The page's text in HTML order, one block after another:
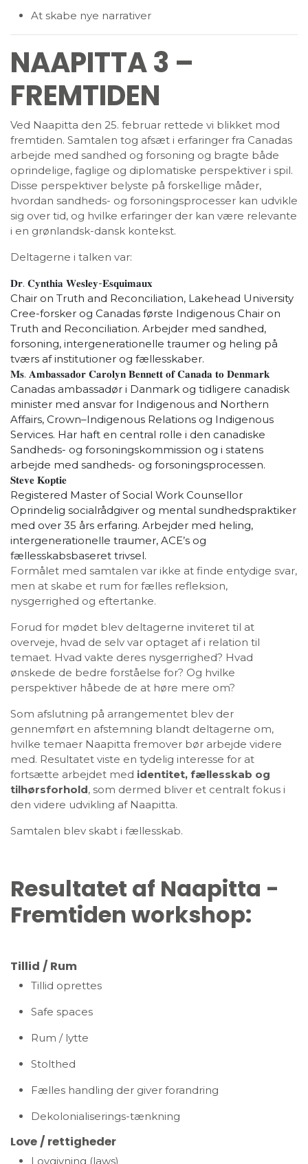
At skabe nye narrativer
NAAPITTA 3 –
FREMTIDEN
Ved Naapitta den 25. februar rettede vi blikket mod
fremtiden. Samtalen tog afsæt i erfaringer fra Canadas
arbejde med sandhed og forsoning og bragte både
oprindelige, faglige og diplomatiske perspektiver i spil.
Disse perspektiver belyste på forskellige måder,
hvordan sandheds- og forsoningsprocesser kan udvikle
sig over tid, og hvilke erfaringer der kan være relevante
i en grønlandsk-dansk kontekst.
Deltagerne i talken var:
𝐃𝐫. 𝐂𝐲𝐧𝐭𝐡𝐢𝐚 𝐖𝐞𝐬𝐥𝐞𝐲-𝐄𝐬𝐪𝐮𝐢𝐦𝐚𝐮𝐱
Chair on Truth and Reconciliation, Lakehead University
Cree-forsker og Canadas første Indigenous Chair on
Truth and Reconciliation. Arbejder med sandhed,
forsoning, intergenerationelle traumer og heling på
tværs af institutioner og fællesskaber.
𝐌𝐬. 𝐀𝐦𝐛𝐚𝐬𝐬𝐚𝐝𝐨𝐫 𝐂𝐚𝐫𝐨𝐥𝐲𝐧 𝐁𝐞𝐧𝐧𝐞𝐭𝐭 𝐨𝐟 𝐂𝐚𝐧𝐚𝐝𝐚 𝐭𝐨 𝐃𝐞𝐧𝐦𝐚𝐫𝐤
Canadas ambassadør i Danmark og tidligere canadisk
minister med ansvar for Indigenous and Northern
Affairs, Crown–Indigenous Relations og Indigenous
Services. Har haft en central rolle i den canadiske
Sandheds- og forsoningskommission og i statens
arbejde med sandheds- og forsoningsprocessen.
𝐒𝐭𝐞𝐯𝐞 𝐊𝐨𝐩𝐭𝐢𝐞
Registered Master of Social Work Counsellor
Oprindelig socialrådgiver og mental sundhedspraktiker
med over 35 års erfaring. Arbejder med heling,
intergenerationelle traumer, ACE’s og
fællesskabsbaseret trivsel.
Formålet med samtalen var ikke at finde entydige svar,
men at skabe et rum for fælles refleksion,
nysgerrighed og eftertanke.
Forud for mødet blev deltagerne inviteret til at
overveje, hvad de selv var optaget af i relation til
temaet. Hvad vakte deres nysgerrighed? Hvad
ønskede de bedre forståelse for? Og hvilke
perspektiver håbede de at høre mere om?
Som afslutning på arrangementet blev der
gennemført en afstemning blandt deltagerne om,
hvilke temaer Naapitta fremover bør arbejde videre
med. Resultatet viste en tydelig interesse for at
fortsætte arbejdet med identitet, fællesskab og
tilhørsforhold, som dermed bliver et centralt fokus i
den videre udvikling af Naapitta.
Samtalen blev skabt i fællesskab.
Resultatet af Naapitta -
Fremtiden workshop:
Tillid / Rum
Tillid oprettes
Safe spaces
Rum / lytte
Stolthed
Fælles handling der giver forandring
Dekolonialiserings-tænkning
Love / rettigheder
Lovgivning (laws)